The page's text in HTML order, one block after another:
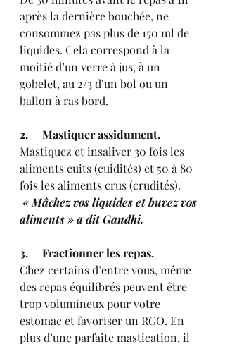
après la dernière bouchée, ne
consommez pas plus de 150 ml de
liquides. Cela correspond à la
moitié d’un verre à jus, à un
gobelet, au 2/3 d’un bol ou un
ballon à ras bord.
2.     Mastiquer assidument.
Mastiquez et insaliver 30 fois les
aliments cuits (cuidités) et 50 à 80
fois les aliments crus (crudités).
aliments » a dit Gandhi.
3.     Fractionner les repas.
Chez certains d’entre vous, même
des repas équilibrés peuvent être
trop volumineux pour votre
estomac et favoriser un RGO. En
plus d’une parfaite mastication, il